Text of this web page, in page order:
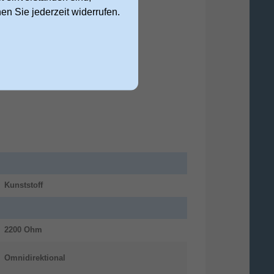
Kunststoff
2200 Ohm
Omnidirektional
Sie jederzeit widerrufen.